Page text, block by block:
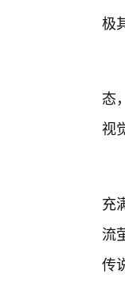
极
态
视
充
流
传